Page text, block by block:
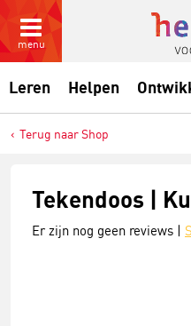
menu
Leren Helpen
Terug naar Shop
Tekendoos |
Er zijn nog geen reviews |